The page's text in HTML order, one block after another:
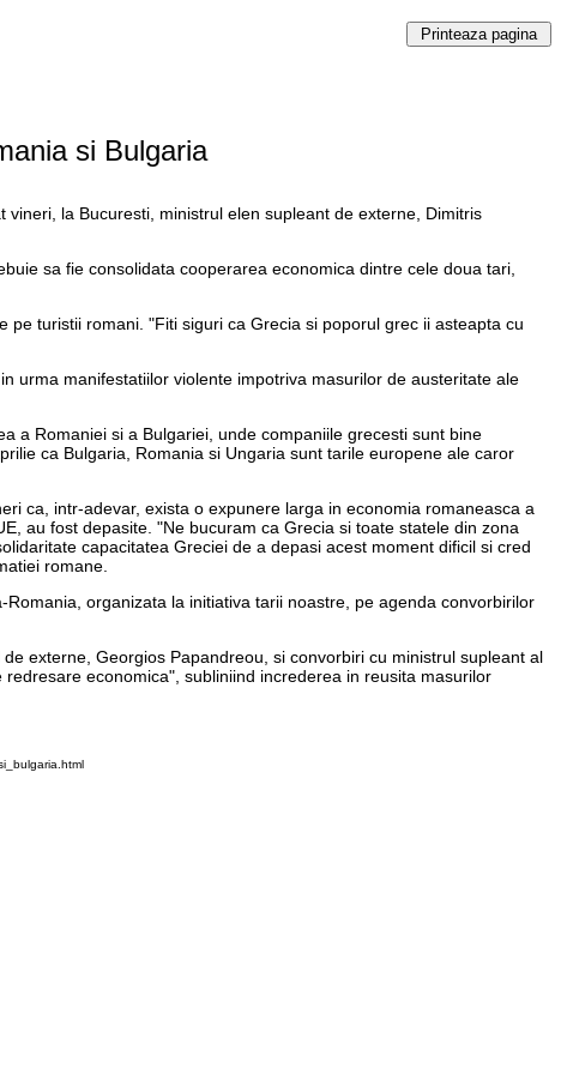
si Bulgaria
la Bucuresti, ministrul elen supleant de externe, Dimitris
sa fie consolidata cooperarea economica dintre cele doua tari,
turistii romani. "Fiti siguri ca Grecia si poporul grec ii asteapta cu
urma manifestatiilor violente impotriva masurilor de austeritate ale
a Romaniei si a Bulgariei, unde companiile grecesti sunt bine
ca Bulgaria, Romania si Ungaria sunt tarile europene ale caror
ca, intr-adevar, exista o expunere larga in economia romaneasca a
au fost depasite. "Ne bucuram ca Grecia si toate statele din zona
capacitatea Greciei de a depasi acest moment dificil si cred
romane.
organizata la initiativa tarii noastre, pe agenda convorbirilor
externe, Georgios Papandreou, si convorbiri cu ministrul supleant al
economica", subliniind increderea in reusita masurilor